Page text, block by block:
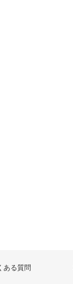
ある質問